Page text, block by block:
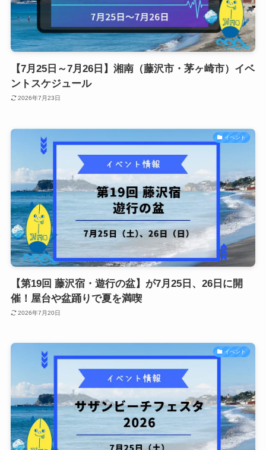
【7月25日～7月26日】湘南（藤沢市・茅ヶ崎市）イベ
ントスケジュール
2026年7月23日
イベント
【第19回 藤沢宿・遊行の盆】が7月25日、26日に開
催！屋台や盆踊りで夏を満喫
2026年7月20日
イベント